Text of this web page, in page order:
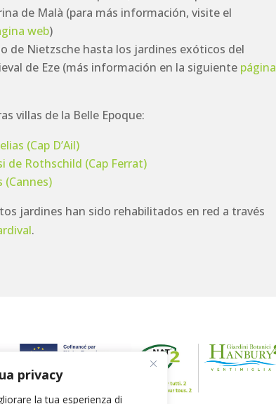
privacy
la tua esperienza di
de Malà (para más información, visite el
web)
de Nietzsche hasta los jardines exóticos del
de Eze (más información en la siguiente página
villas de la Belle Epoque:
(Cap D’Ail)
de Rothschild (Cap Ferrat)
(Cannes)
jardines han sido rehabilitados en red a través
.